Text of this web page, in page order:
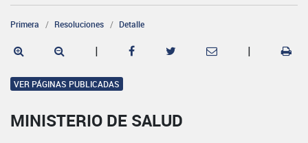
Primera Resoluciones Detalle
| |
VER PÁGINAS PUBLICADAS
MINISTERIO DE SALUD